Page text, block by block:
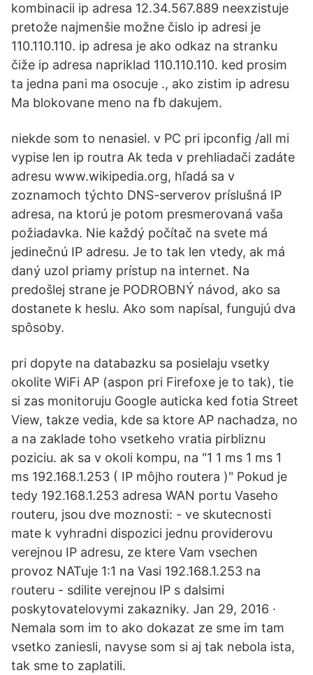
kombinacii ip adresa 12.34.567.889 neexzistuje
pretože najmenšie možne čislo ip adresi je
110.110.110. ip adresa je ako odkaz na stranku
čiže ip adresa napriklad 110.110.110. ked prosim
ta jedna pani ma osocuje ., ako zistim ip adresu
Ma blokovane meno na fb dakujem.
niekde som to nenasiel. v PC pri ipconfig /all mi
vypise len ip routra Ak teda v prehliadači zadáte
adresu www.wikipedia.org, hľadá sa v
zoznamoch týchto DNS-serverov príslušná IP
adresa, na ktorú je potom presmerovaná vaša
požiadavka. Nie každý počítač na svete má
jedinečnú IP adresu. Je to tak len vtedy, ak má
daný uzol priamy prístup na internet. Na
predošlej strane je PODROBNÝ návod, ako sa
dostanete k heslu. Ako som napísal, fungujú dva
spôsoby.
pri dopyte na databazku sa posielaju vsetky
okolite WiFi AP (aspon pri Firefoxe je to tak), tie
si zas monitoruju Google auticka ked fotia Street
View, takze vedia, kde sa ktore AP nachadza, no
a na zaklade toho vsetkeho vratia pirbliznu
poziciu. ak sa v okoli kompu, na "1 1 ms 1 ms 1
ms 192.168.1.253 ( IP môjho routera )" Pokud je
tedy 192.168.1.253 adresa WAN portu Vaseho
routeru, jsou dve moznosti: - ve skutecnosti
mate k vyhradni dispozici jednu providerovu
verejnou IP adresu, ze ktere Vam vsechen
provoz NATuje 1:1 na Vasi 192.168.1.253 na
routeru - sdilite verejnou IP s dalsimi
poskytovatelovymi zakazniky. Jan 29, 2016 ·
Nemala som im to ako dokazat ze sme im tam
vsetko zaniesli, navyse som si aj tak nebola ista,
tak sme to zaplatili.